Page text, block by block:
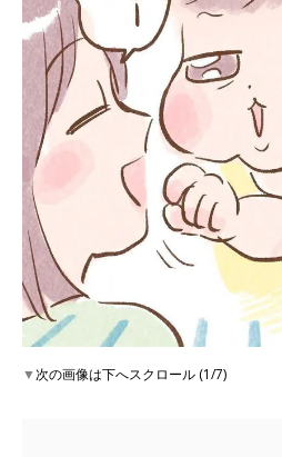
▼次の画像は下へスクロール (1/7)